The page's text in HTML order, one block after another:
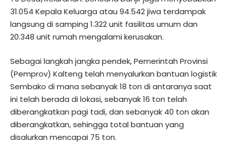
31.054 Kepala Keluarga atau 94.542 jiwa terdampak
langsung di samping 1.322 unit fasilitas umum dan
20.348 unit rumah mengalami kerusakan.
Sebagai langkah jangka pendek, Pemerintah Provinsi
(Pemprov) Kalteng telah menyalurkan bantuan logistik
Sembako di mana sebanyak 18 ton di antaranya saat
ini telah berada di lokasi, sebanyak 16 ton telah
diberangkatkan pagi tadi, dan sebanyak 40 ton akan
diberangkatkan, sehingga total bantuan yang
disalurkan mencapai 75 ton.